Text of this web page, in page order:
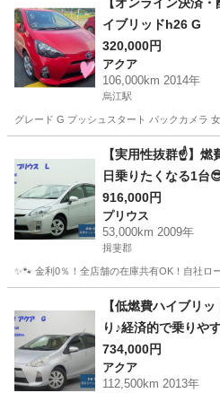
イブリッドh26 G
320,000円
アクア
106,000km 2014年
烏江駅
グレード G プッシュスタート パックカメラ
烏江駅 アクア
【実用性抜群☝️】燃
日乗りたくなる1台
916,000円
プリウス
53,000km 2009年
揖斐郡
✨🐾 金利0％！全店舗の在庫共有OK！自社
プリウス
【低燃費ハイブリ
り♪経済的で乗りや
734,000円
アクア
112,500km 2013年